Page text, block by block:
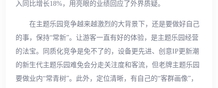
入同比增长18%，用亮眼的业绩回应了外界质疑。
在主题乐园竞争越来越激烈的大背景下，还是要做好自己
的事，保持“常新”。让游客一直有好的体验，是主题乐园经营
的法宝。同质化竞争是免不了的，设备更先进、创意IP更新潮
的新生代主题乐园难免会分走关注度和客流，但老牌主题乐园
要做业内“常青树”。此外，定位清晰，有自己的“客群画像”，